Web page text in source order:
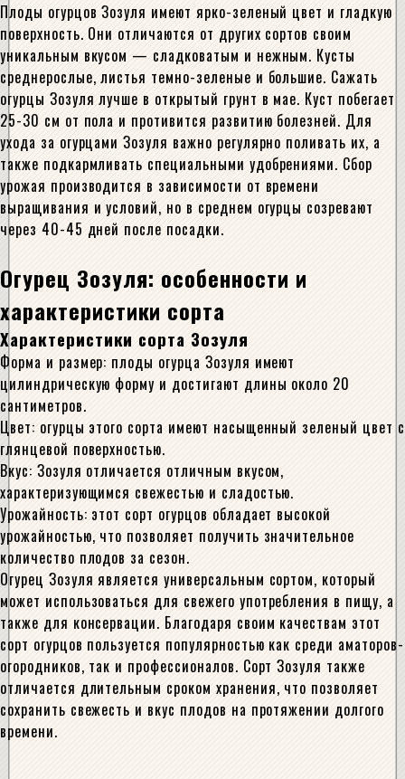
Плоды огурцов Зозуля имеют ярко-зеленый цвет и гладкую
поверхность. Они отличаются от других сортов своим
уникальным вкусом — сладковатым и нежным. Кусты
среднерослые, листья темно-зеленые и большие. Сажать
огурцы Зозуля лучше в открытый грунт в мае. Куст побегает
25-30 см от пола и противится развитию болезней. Для
ухода за огурцами Зозуля важно регулярно поливать их, а
также подкармливать специальными удобрениями. Сбор
урожая производится в зависимости от времени
выращивания и условий, но в среднем огурцы созревают
через 40-45 дней после посадки.
Огурец Зозуля: особенности и
характеристики сорта
Характеристики сорта Зозуля
Форма и размер: плоды огурца Зозуля имеют
цилиндрическую форму и достигают длины около 20
сантиметров.
Цвет: огурцы этого сорта имеют насыщенный зеленый цвет с
глянцевой поверхностью.
Вкус: Зозуля отличается отличным вкусом,
характеризующимся свежестью и сладостью.
Урожайность: этот сорт огурцов обладает высокой
урожайностью, что позволяет получить значительное
количество плодов за сезон.
Огурец Зозуля является универсальным сортом, который
может использоваться для свежего употребления в пищу, а
также для консервации. Благодаря своим качествам этот
сорт огурцов пользуется популярностью как среди аматоров-
огородников, так и профессионалов. Сорт Зозуля также
отличается длительным сроком хранения, что позволяет
сохранить свежесть и вкус плодов на протяжении долгого
времени.